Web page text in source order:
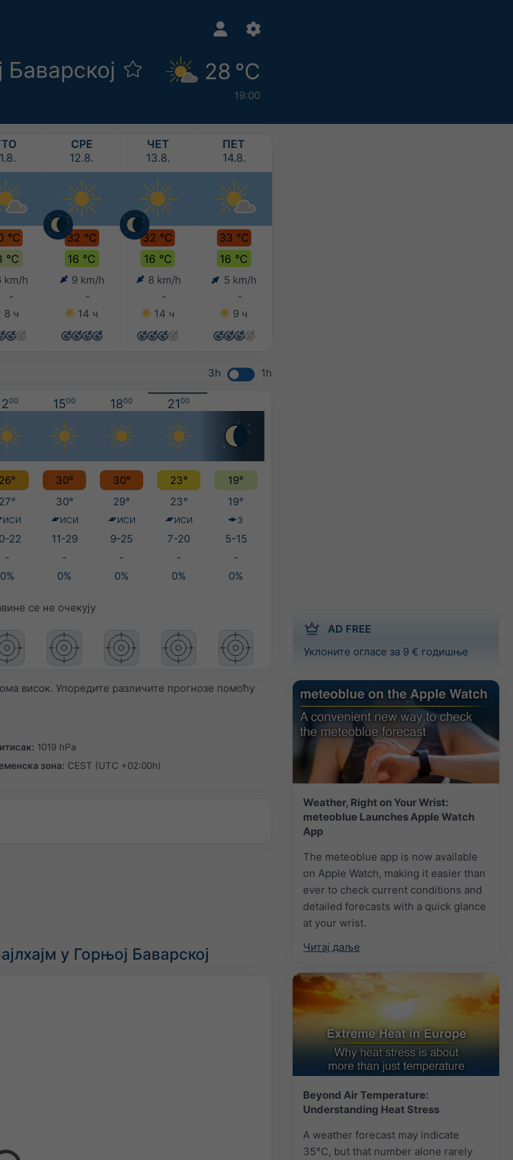
28 °C
19:00
AD FREE
Уклоните огласе за 9 € годишње
Weather, Right on Your Wrist:
meteoblue Launches Apple Watch
App
The meteoblue app is now available
on Apple Watch, making it easier than
ever to check current conditions and
detailed forecasts with a quick glance
at your wrist.
Читај даље
Beyond Air Temperature:
Understanding Heat Stress
A weather forecast may indicate
35°C, but that number alone rarely
°C
°C
km/h
-
8 ч
СРЕ
12.8.
32 °C
16 °C
9 km/h
-
14 ч
ЧЕТ
13.8.
32 °C
16 °C
8 km/h
-
14 ч
ПЕТ
14.8.
33 °C
16 °C
5 km/h
-
9 ч
3h 1h
00 1500 1800 2100
26° 30° 30° 23°
19°
27° 30° 29° 23° 19°
ИСИ ИСИ ИСИ ИСИ З
22 11-29 9-25 7-20
5-15
- - - -
-
0% 0% 0% 0% 0%
се не очекују
висок. Упоредите различите прогнозе помоћу
1019 hPa
зона: CEST (UTC +02:00h)
у Горњој Баварској